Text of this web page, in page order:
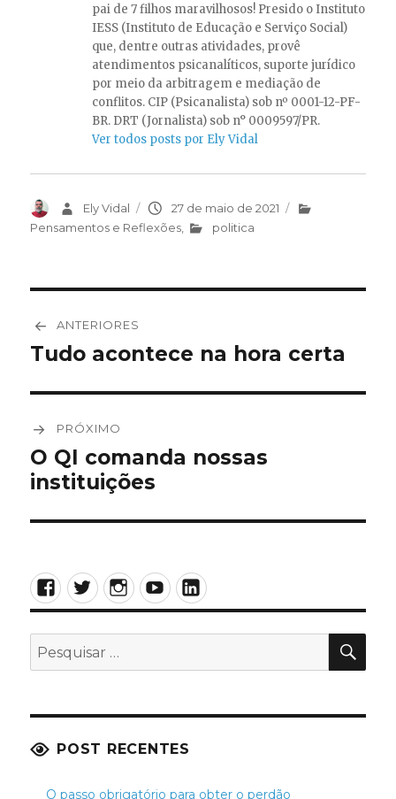
pai de 7 filhos maravilhosos! Presido o Instituto
IESS (Instituto de Educação e Serviço Social)
que, dentre outras atividades, provê
atendimentos psicanalíticos, suporte jurídico
por meio da arbitragem e mediação de
conflitos. CIP (Psicanalista) sob nº 0001-12-PF-
BR. DRT (Jornalista) sob n° 0009597/PR.
Ver todos posts por Ely Vidal
AutorEly Vidal
Publicado
em
27 de maio de 2021
Categorias
Pensamentos e Reflexões
politica
de
ANTERIORES
Post
Tudo acontece na hora certa
PRÓXIMO
Próximo
post:
O QI comanda nossas
instituições
Facebook
TwitterInstagram
YouTubeLinkedIn
Pesquisar
POST RECENTES
O passo obrigatório para obter o perdão